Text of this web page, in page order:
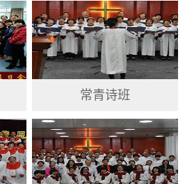
常青诗班